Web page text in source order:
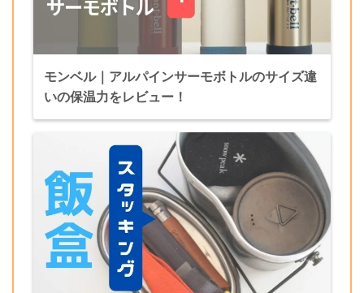
モンベル｜アルパインサーモボトルのサイズ違
いの保温力をレビュー！